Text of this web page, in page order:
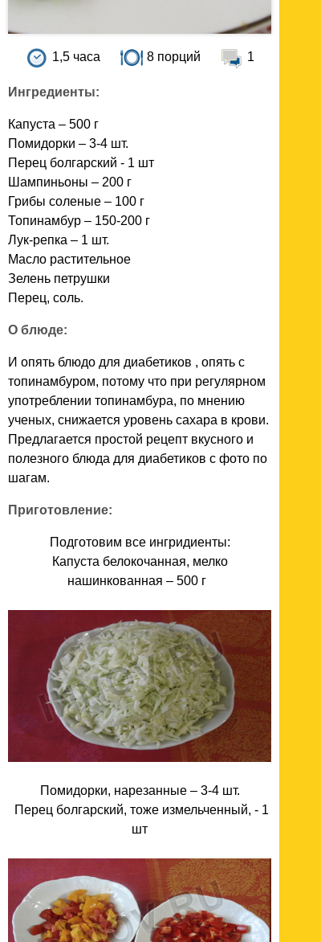
1,5 часа 8 порций 1
Ингредиенты:
Капуста – 500 г
Помидорки – 3-4 шт.
Перец болгарский - 1 шт
Шампиньоны – 200 г
Грибы соленые – 100 г
Топинамбур – 150-200 г
Лук-репка – 1 шт.
Масло растительное
Зелень петрушки
Перец, соль.
О блюде:
И опять блюдо для диабетиков , опять с
топинамбуром, потому что при регулярном
употреблении топинамбура, по мнению
ученых, снижается уровень сахара в крови.
Предлагается простой рецепт вкусного и
полезного блюда для диабетиков с фото по
шагам.
Приготовление:
Подготовим все ингридиенты:
Капуста белокочанная, мелко
нашинкованная – 500 г
Помидорки, нарезанные – 3-4 шт.
Перец болгарский, тоже измельченный, - 1
шт